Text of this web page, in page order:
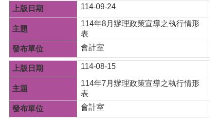
l
h
隱
私
權
政
策
114-09-24
114年8月辦理政策宣導之執行情形
表
會計室
114-08-15
114年7月辦理政策宣導之執行情形
表
會計室